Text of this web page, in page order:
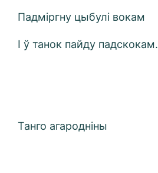
Падміргну цыбулі вокам
І ў танок пайду падскокам.
Танго агародніны